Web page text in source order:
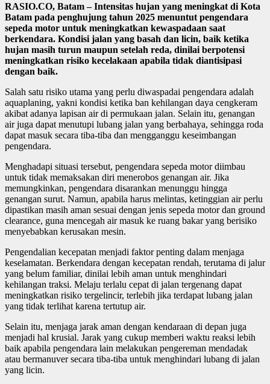
RASIO.CO, Batam – Intensitas hujan yang meningkat di Kota
Batam pada penghujung tahun 2025 menuntut pengendara
sepeda motor untuk meningkatkan kewaspadaan saat
berkendara. Kondisi jalan yang basah dan licin, baik ketika
hujan masih turun maupun setelah reda, dinilai berpotensi
meningkatkan risiko kecelakaan apabila tidak diantisipasi
dengan baik.
Salah satu risiko utama yang perlu diwaspadai pengendara adalah
aquaplaning, yakni kondisi ketika ban kehilangan daya cengkeram
akibat adanya lapisan air di permukaan jalan. Selain itu, genangan
air juga dapat menutupi lubang jalan yang berbahaya, sehingga roda
dapat masuk secara tiba-tiba dan mengganggu keseimbangan
pengendara.
Menghadapi situasi tersebut, pengendara sepeda motor diimbau
untuk tidak memaksakan diri menerobos genangan air. Jika
memungkinkan, pengendara disarankan menunggu hingga
genangan surut. Namun, apabila harus melintas, ketinggian air perlu
dipastikan masih aman sesuai dengan jenis sepeda motor dan ground
clearance, guna mencegah air masuk ke ruang bakar yang berisiko
menyebabkan kerusakan mesin.
Pengendalian kecepatan menjadi faktor penting dalam menjaga
keselamatan. Berkendara dengan kecepatan rendah, terutama di jalur
yang belum familiar, dinilai lebih aman untuk menghindari
kehilangan traksi. Melaju terlalu cepat di jalan tergenang dapat
meningkatkan risiko tergelincir, terlebih jika terdapat lubang jalan
yang tidak terlihat karena tertutup air.
Selain itu, menjaga jarak aman dengan kendaraan di depan juga
menjadi hal krusial. Jarak yang cukup memberi waktu reaksi lebih
baik apabila pengendara lain melakukan pengereman mendadak
atau bermanuver secara tiba-tiba untuk menghindari lubang di jalan
yang licin.